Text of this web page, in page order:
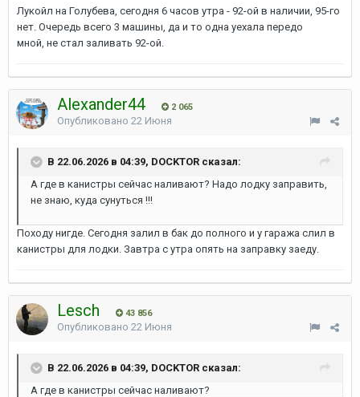
Лукойл на Голубева, сегодня 6 часов утра - 92-ой в наличии, 95-го
нет. Очередь всего 3 машины, да и то одна уехала передо
мной, не стал заливать 92-ой.
Alexander44 2 065
Опубликовано 22 Июня
В 22.06.2026 в 04:39, DOCKTOR сказал:
А где в канистры сейчас наливают? Надо лодку заправить,
не знаю, куда сунуться !!!
Походу нигде. Сегодня залил в бак до полного и у гаража слил в
канистры для лодки. Завтра с утра опять на заправку заеду.
Lesch 43 856
Опубликовано 22 Июня
В 22.06.2026 в 04:39, DOCKTOR сказал:
А где в канистры сейчас наливают?